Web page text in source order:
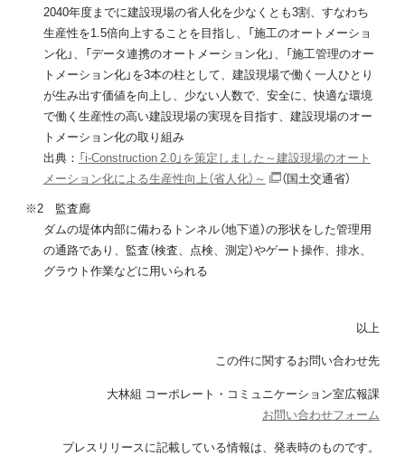
2040年度までに建設現場の省人化を少なくとも3割、すなわち
生産性を1.5倍向上することを目指し、「施工のオートメーショ
ン化」、「データ連携のオートメーション化」、「施工管理のオー
トメーション化」を3本の柱として、建設現場で働く一人ひとり
が生み出す価値を向上し、少ない人数で、安全に、快適な環境
で働く生産性の高い建設現場の実現を目指す、建設現場のオー
トメーション化の取り組み
出典： 「i-Construction 2.0」を策定しました～建設現場のオート
メーション化による生産性向上（省人化）～
（国土交通省）
※2 監査廊
ダムの堤体内部に備わるトンネル（地下道）の形状をした管理用
の通路であり、監査（検査、点検、測定）やゲート操作、排水、
グラウト作業などに用いられる
以上
この件に関するお問い合わせ先
大林組 コーポレート・コミュニケーション室広報課
お問い合わせフォーム
プレスリリースに記載している情報は、発表時のものです。